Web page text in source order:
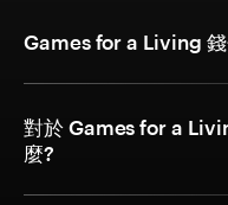
Games for a Living 錢
對於 Games for a
麼?